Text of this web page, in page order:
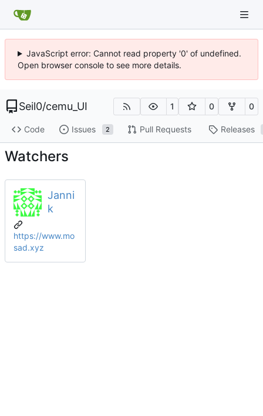
JavaScript error: Cannot read property '0' of undefined.
Open browser console to see more details.
Seil0/cemu_UI 1 0 0
Code Issues 2 Pull Requests Releases
Watchers
Janni
k
https://www.mo
sad.xyz